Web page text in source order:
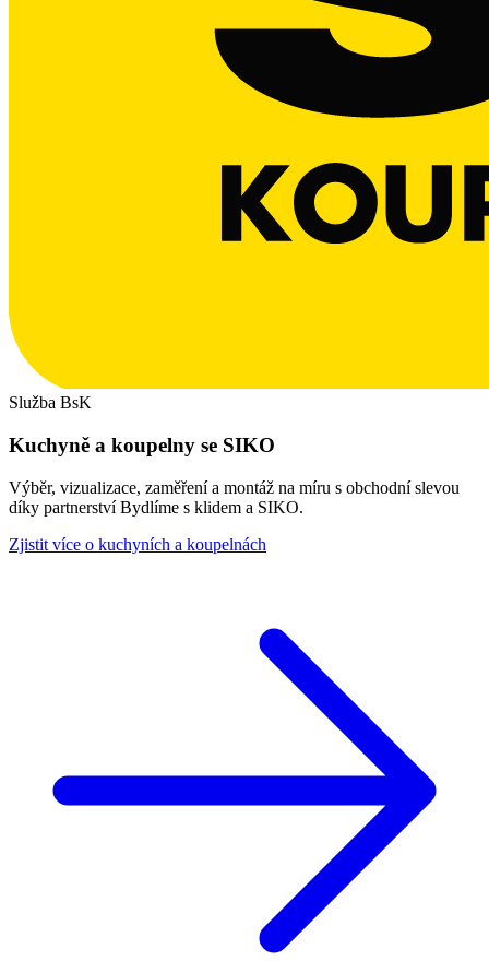
Služba BsK
Kuchyně a koupelny se SIKO
Výběr, vizualizace, zaměření a montáž na míru s obchodní slevou
díky partnerství Bydlíme s klidem a SIKO.
Zjistit více o kuchyních a koupelnách